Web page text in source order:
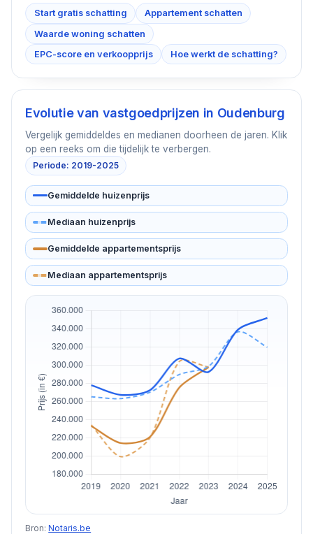
Start gratis schatting
Appartement schatten
Waarde woning schatten
EPC-score en verkoopprijs
Hoe werkt de schatting?
Evolutie van vastgoedprijzen in Oudenburg
Vergelijk gemiddeldes en medianen doorheen de jaren. Klik
op een reeks om die tijdelijk te verbergen.
Periode: 2019-2025
Gemiddelde huizenprijs
Mediaan huizenprijs
Gemiddelde appartementsprijs
Mediaan appartementsprijs
Bron:Notaris.be